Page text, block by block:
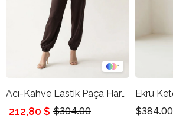
1
Acı-Kahve Lastik Paça Harem Pantolon
$304.00
212,80 $ $384.00